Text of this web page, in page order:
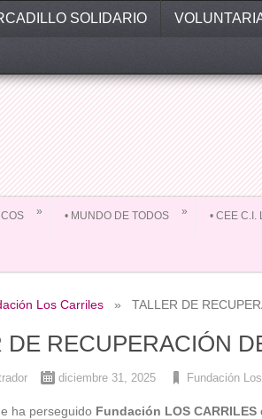
SOLIDARIO
» • MUNDO DE TODOS » • CEE C.I.
Los Carriles» TALLER DE
DE RECUPERACIÓN
diciembre 31, 2025 Fundación
ha perseguido Fundación LOS CARRILES